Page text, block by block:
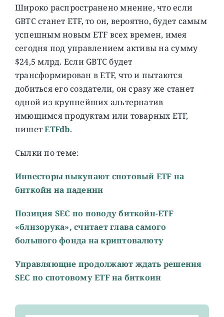
Широко распространено мнение, что если
GBTC станет ETF, то он, вероятно, будет самым
успешным новым ETF всех времен, имея
сегодня под управлением активы на сумму
$24,5 млрд. Если GBTC будет
трансформирован в ETF, что и пытаются
добиться его создатели, он сразу же станет
одной из крупнейших альтернатив
имющимся продуктам или товарных ETF,
пишетETFdb.
Сылки по теме:
Инвесторы выкупают спотовый ETF на
биткойн на падении
Позиция SEC по поводу биткойн-ETF
«близорука», считает глава самого
большого фонда на криптовалюту
Управляющие продолжают ждать решения
SEC по спотовому ETF на биткоин